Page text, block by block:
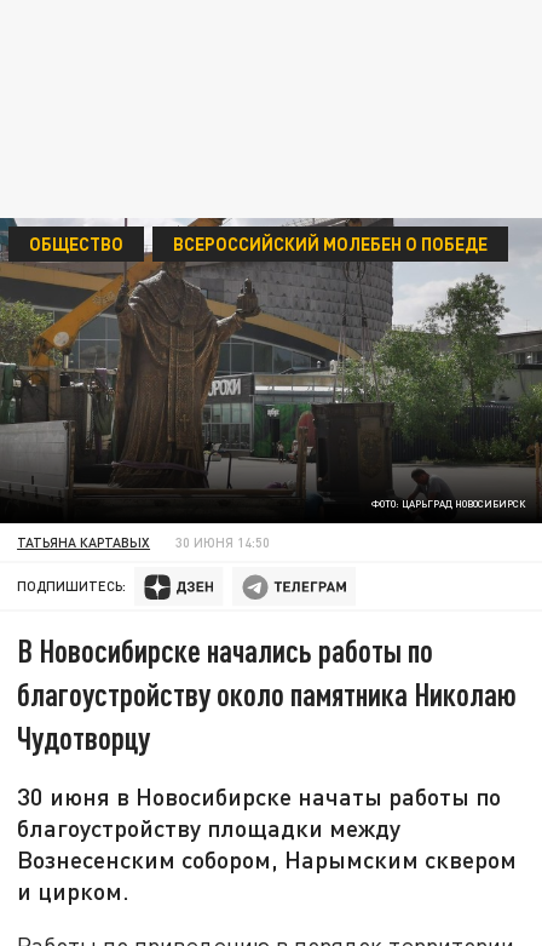
ФОТО: ЦАРЬГРАД НОВОСИБИРСК
ОБЩЕСТВО ВСЕРОССИЙСКИЙ МОЛЕБЕН О ПОБЕДЕ
ТАТЬЯНА КАРТАВЫХ 30 ИЮНЯ 14:50
ПОДПИШИТЕСЬ:
В Новосибирске начались работы по
благоустройству около памятника Николаю
Чудотворцу
30 июня в Новосибирске начаты работы по
благоустройству площадки между
Вознесенским собором, Нарымским сквером
и цирком.